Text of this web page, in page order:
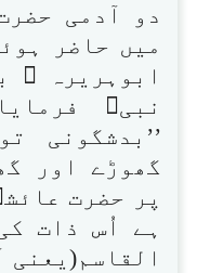
دو آدمی
میں حاضر
ابوہریرہ
نبیﷺ
’’بدشگونی
گھوڑے اور
پر حضرت
ہے اُس ذات